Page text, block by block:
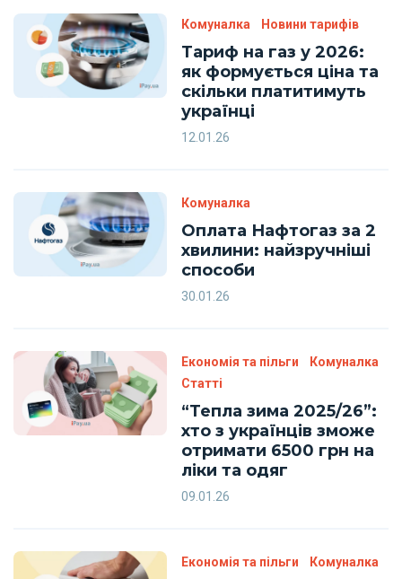
Комуналка Новини тарифів
Тариф на газ у 2026:
як формується ціна та
скільки платитимуть
українці
12.01.26
Комуналка
Оплата Нафтогаз за 2
хвилини: найзручніші
способи
30.01.26
Економія та пільги
Комуналка
Статті
“Тепла зима 2025/26”:
хто з українців зможе
отримати 6500 грн на
ліки та одяг
09.01.26
Економія та пільги Комуналка